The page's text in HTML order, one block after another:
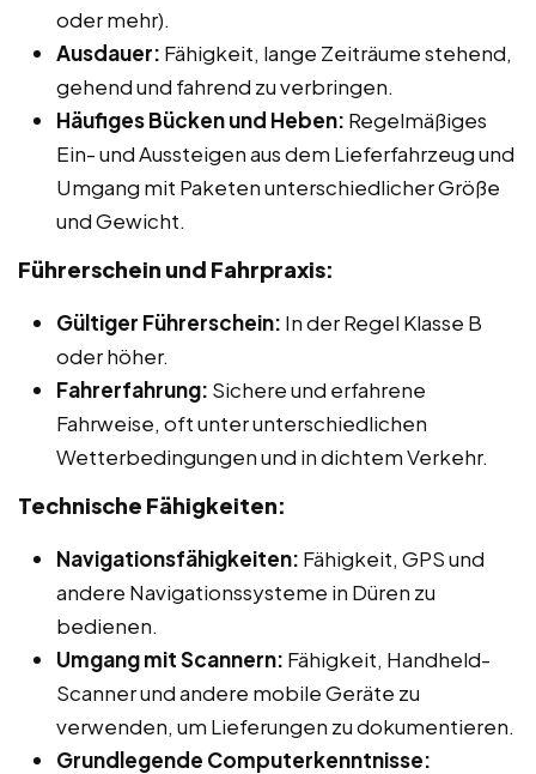
oder mehr).
Ausdauer: Fähigkeit, lange Zeiträume stehend,
gehend und fahrend zu verbringen.
Häufiges Bücken und Heben: Regelmäßiges
Ein- und Aussteigen aus dem Lieferfahrzeug und
Umgang mit Paketen unterschiedlicher Größe
und Gewicht.
Führerschein und Fahrpraxis:
Gültiger Führerschein: In der Regel Klasse B
oder höher.
Fahrerfahrung: Sichere und erfahrene
Fahrweise, oft unter unterschiedlichen
Wetterbedingungen und in dichtem Verkehr.
Technische Fähigkeiten:
Navigationsfähigkeiten: Fähigkeit, GPS und
andere Navigationssysteme in Düren zu
bedienen.
Umgang mit Scannern: Fähigkeit, Handheld-
Scanner und andere mobile Geräte zu
verwenden, um Lieferungen zu dokumentieren.
Grundlegende Computerkenntnisse: